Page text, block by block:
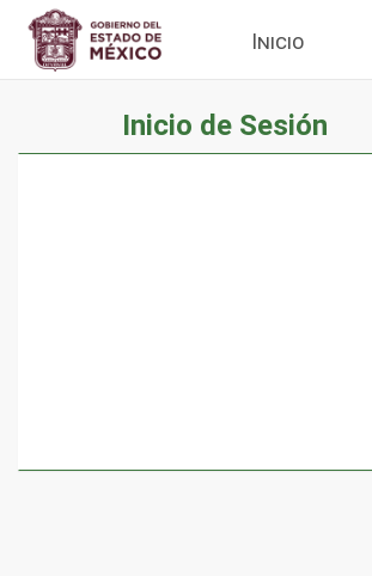
Inicio
Inicio de Sesión